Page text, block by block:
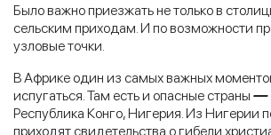
Было важно приезжать не только в
сельским приходам. И по возможности
узловые точки.
В Африке один из самых важных
испугаться. Там есть и опасные страны —
Республика Конго, Нигерия. Из Нигерии
приходят свидетельства о гибели